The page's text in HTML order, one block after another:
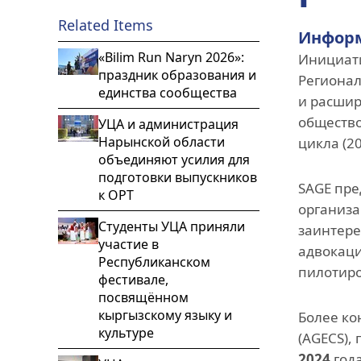
Related Items
«Bilim Run Naryn 2026»:
праздник образования и
единства сообщества
УЦА и администрация
Нарынской области
объединяют усилия для
подготовки выпускников
к ОРТ
Студенты УЦА приняли
участие в
Республиканском
фестивале,
посвящённом
кыргызскому языку и
культуре
и
цикла
SAGE
Более